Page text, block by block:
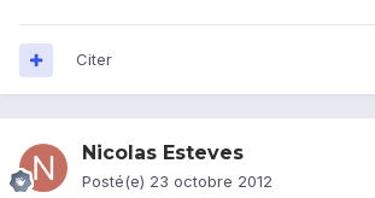
Citer
Nicolas Esteves
Posté(e) 23 octobre 2012